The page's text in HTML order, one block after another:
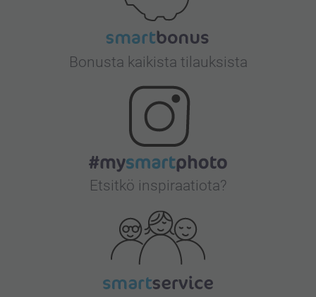
Bonusta kaikista tilauksista
Etsitkö inspiraatiota?